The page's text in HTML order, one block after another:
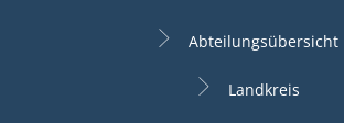
Abteilungsübersicht
Landkreis